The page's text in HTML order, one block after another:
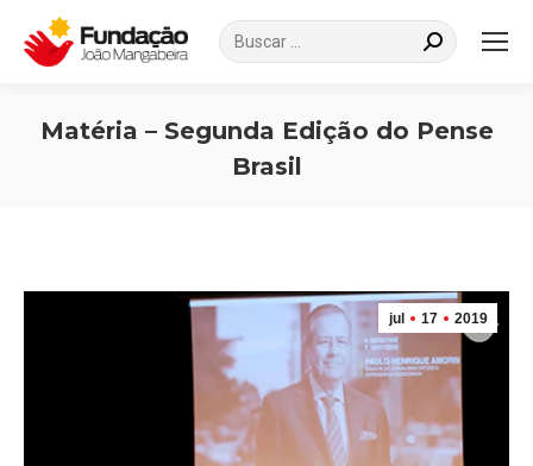
Search:
Matéria – Segunda Edição do Pense
Brasil
jul 17 2019